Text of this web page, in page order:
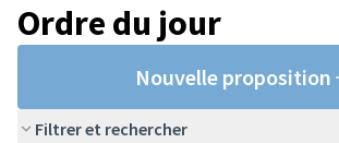
Ordre du jour
Nouvelle proposition
Filtrer et rechercher